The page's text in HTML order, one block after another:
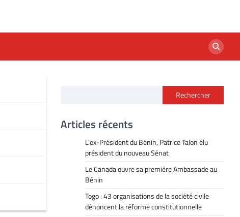
Rechercher
Articles récents
L’ex-Président du Bénin, Patrice Talon élu
président du nouveau Sénat
Le Canada ouvre sa première Ambassade au
Bénin
Togo : 43 organisations de la société civile
dénoncent la réforme constitutionnelle